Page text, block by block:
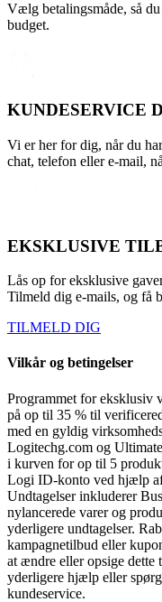
Vælg betalingsmåde, så
budget.
KUNDESERVICE
Vi er her for dig, når du
chat, telefon eller e-mail,
EKSKLUSIVE
Lås op for eksklusive
Tilmeld dig e-mails, og få
TILMELD DIG
Vilkår og betingelser
Programmet for eksklusiv
på op til 35 % til
med en gyldig
Logitechg.com og
i kurven for op til 5
Logi ID-konto ved hjælp af
Undtagelser inkluderer
nylancerede varer og
yderligere undtagelser.
kampagnetilbud eller
at ændre eller opsige dette
yderligere hjælp eller
kundeservice.